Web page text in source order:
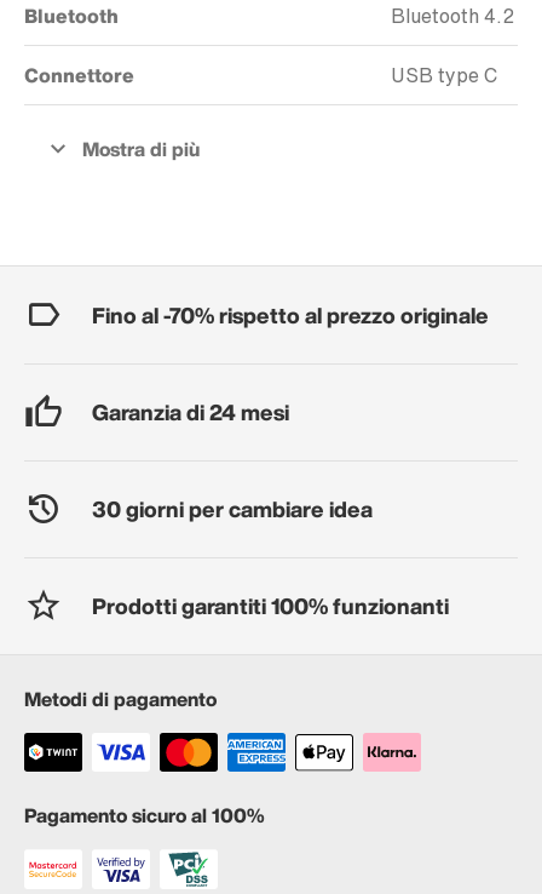
Bluetooth Bluetooth 4.2
Connettore USB type C
Fino al -70% rispetto al prezzo originale
Garanzia di 24 mesi
30 giorni per cambiare idea
Prodotti garantiti 100% funzionanti
Metodi di pagamento
Pagamento sicuro al 100%